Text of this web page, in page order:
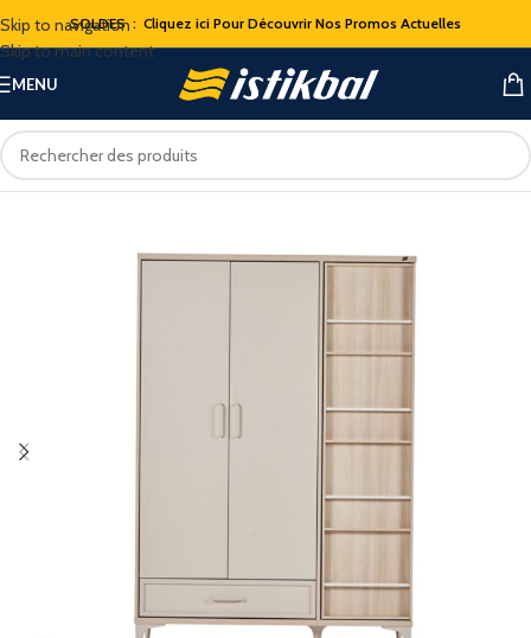
Skip to navigation
Skip to main content
SOLDES : Cliquez ici Pour Découvrir Nos Promos Actuelles
MENU